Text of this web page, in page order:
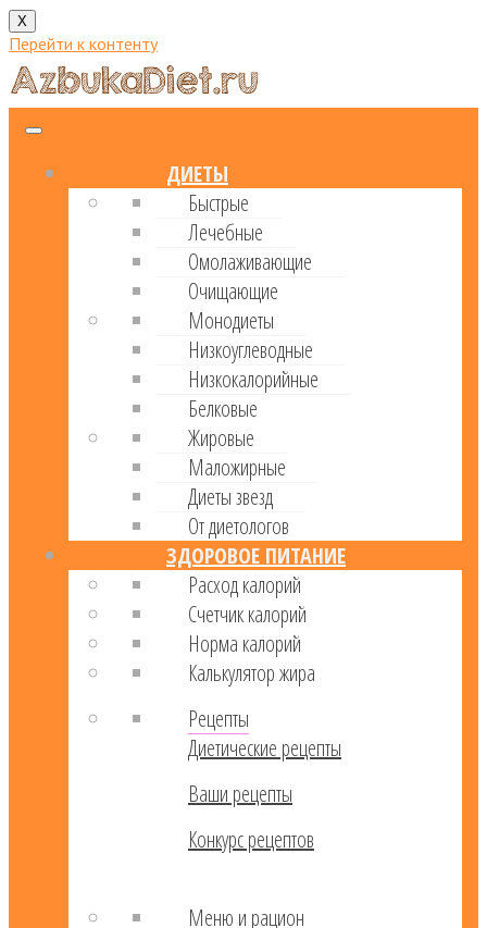
X
Перейти к контенту
ДИЕТЫ
Быстрые
Лечебные
Омолаживающие
Очищающие
Монодиеты
Низкоуглеводные
Низкокалорийные
Белковые
Жировые
Маложирные
Диеты звезд
От диетологов
ЗДОРОВОЕ ПИТАНИЕ
Расход калорий
Cчетчик калорий
Норма калорий
Калькулятор жира
Рецепты
Диетические рецепты
Ваши рецепты
Конкурс рецептов
Меню и рацион